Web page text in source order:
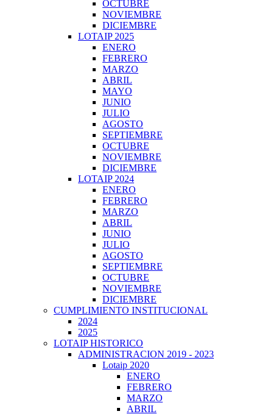
OCTUBRE
NOVIEMBRE
DICIEMBRE
LOTAIP 2025
ENERO
FEBRERO
MARZO
ABRIL
MAYO
JUNIO
JULIO
AGOSTO
SEPTIEMBRE
OCTUBRE
NOVIEMBRE
DICIEMBRE
LOTAIP 2024
ENERO
FEBRERO
MARZO
ABRIL
JUNIO
JULIO
AGOSTO
SEPTIEMBRE
OCTUBRE
NOVIEMBRE
DICIEMBRE
CUMPLIMIENTO INSTITUCIONAL
2024
2025
LOTAIP HISTORICO
ADMINISTRACION 2019 - 2023
Lotaip 2020
ENERO
FEBRERO
MARZO
ABRIL